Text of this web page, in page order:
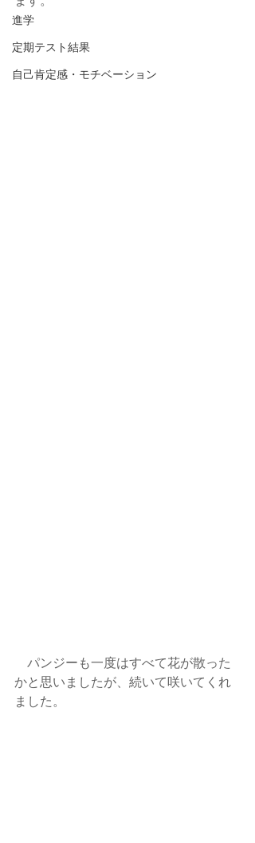
進学
定期テスト結果
自己肯定感・モチベーション
パンジーも一度はすべて花が散った
かと思いましたが、続いて咲いてくれ
ました。